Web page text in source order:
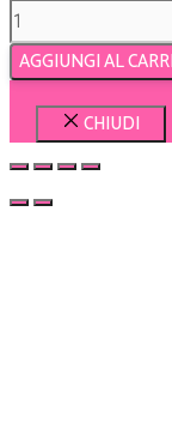
AGGIUNGI AL
CHIUDI